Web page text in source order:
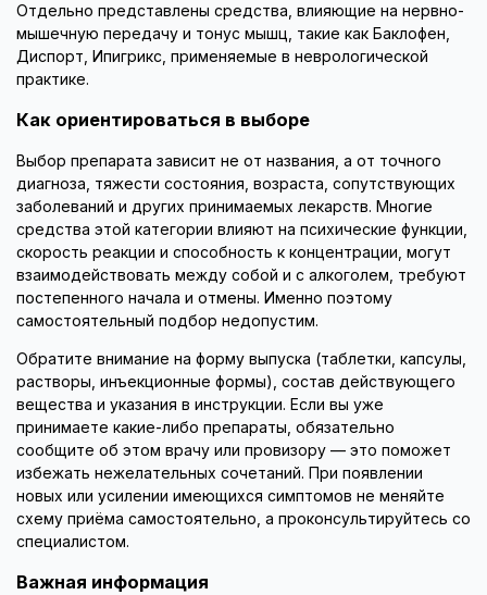
Отдельно представлены средства, влияющие на нервно-
мышечную передачу и тонус мышц, такие как Баклофен,
Диспорт, Ипигрикс, применяемые в неврологической
практике.
Как ориентироваться в выборе
Выбор препарата зависит не от названия, а от точного
диагноза, тяжести состояния, возраста, сопутствующих
заболеваний и других принимаемых лекарств. Многие
средства этой категории влияют на психические функции,
скорость реакции и способность к концентрации, могут
взаимодействовать между собой и с алкоголем, требуют
постепенного начала и отмены. Именно поэтому
самостоятельный подбор недопустим.
Обратите внимание на форму выпуска (таблетки, капсулы,
растворы, инъекционные формы), состав действующего
вещества и указания в инструкции. Если вы уже
принимаете какие-либо препараты, обязательно
сообщите об этом врачу или провизору — это поможет
избежать нежелательных сочетаний. При появлении
новых или усилении имеющихся симптомов не меняйте
схему приёма самостоятельно, а проконсультируйтесь со
специалистом.
Важная информация